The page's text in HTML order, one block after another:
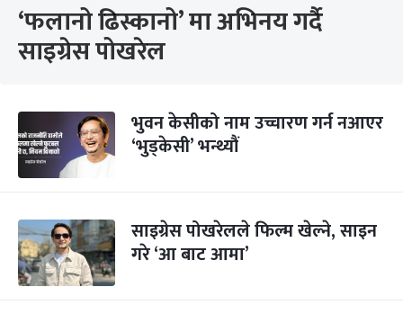
‘फलानो ढिस्कानो’ मा अभिनय गर्दै
साइग्रेस पोखरेल
भुवन केसीको नाम उच्चारण गर्न नआएर
‘भुड्केसी’ भन्थ्यौं
साइग्रेस पोखरेलले फिल्म खेल्ने, साइन
गरे ‘आ बाट आमा’